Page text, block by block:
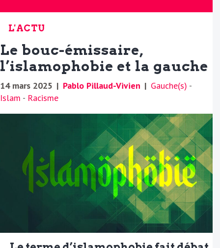
L'ACTU
Le bouc-émissaire,
l’islamophobie et la gauche
14 mars 2025 | Pablo Pillaud-Vivien | Gauche(s) -
Islam - Racisme